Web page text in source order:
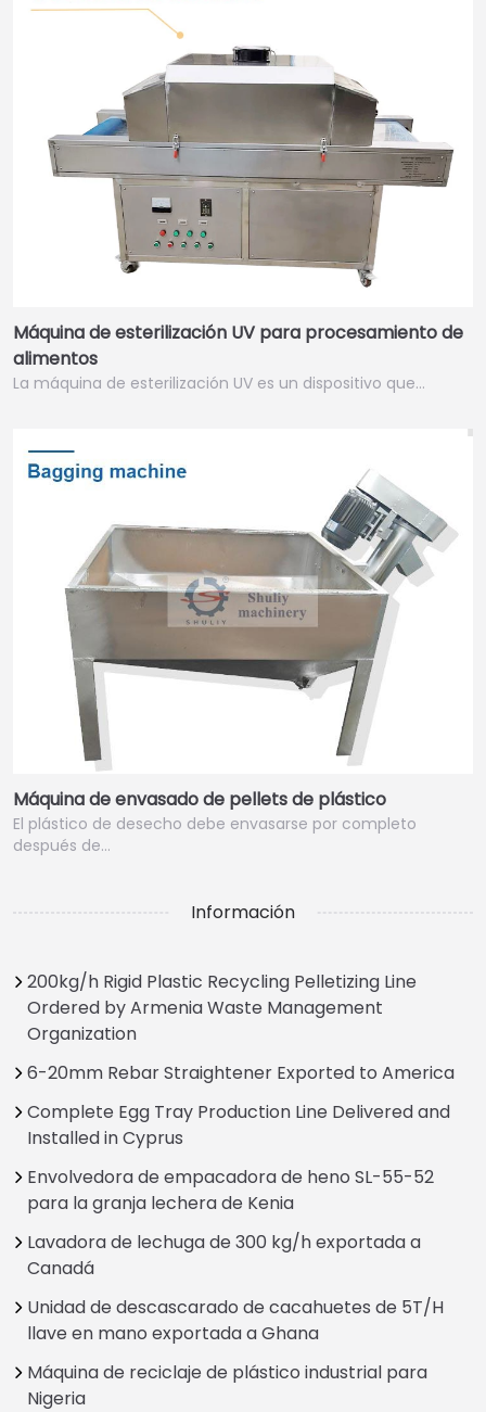
Máquina de esterilización UV para procesamiento de
alimentos
La máquina de esterilización UV es un dispositivo que…
Máquina de envasado de pellets de plástico
El plástico de desecho debe envasarse por completo
después de…
Información
200kg/h Rigid Plastic Recycling Pelletizing Line
Ordered by Armenia Waste Management
Organization
6-20mm Rebar Straightener Exported to America
Complete Egg Tray Production Line Delivered and
Installed in Cyprus
Envolvedora de empacadora de heno SL-55-52
para la granja lechera de Kenia
Lavadora de lechuga de 300 kg/h exportada a
Canadá
Unidad de descascarado de cacahuetes de 5T/H
llave en mano exportada a Ghana
Máquina de reciclaje de plástico industrial para
Nigeria